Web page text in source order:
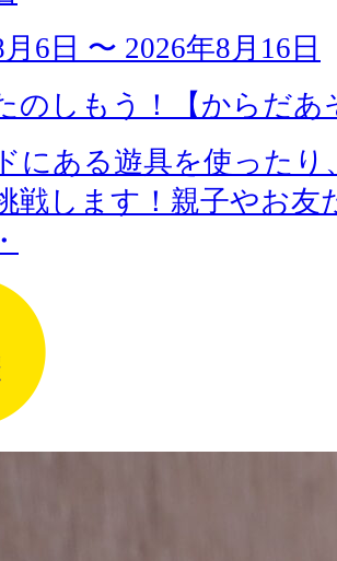
6日 〜 2026年8月16日
のしもう！【からだあ
にある遊具を使った
戦します！親子やお友